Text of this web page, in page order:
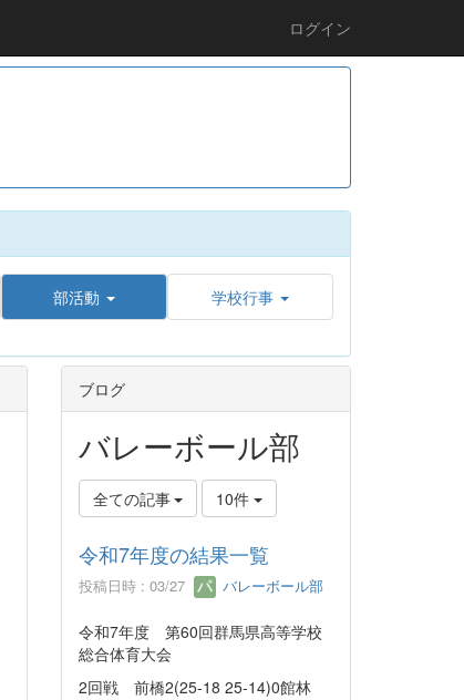
ログイン
部活動 学校行事
ブログ
バレーボール部
全ての記事 10件
令和7年度の結果一覧
投稿日時 : 03/27 バレーボール部
令和7年度 第60回群馬県高等学校
総合体育大会
2回戦 前橋2(25-18 25-14)0館林